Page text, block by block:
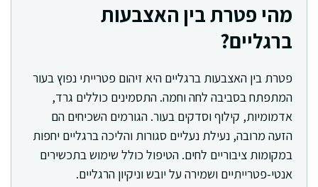
מהי פטרת בין האצבעות
ברגליים?
פטרת בין האצבעות ברגליים היא זיהום פטרייתי נפוץ בעור
המתפתח בסביבה לחה וחמה. התסמינים כוללים גרד,
אדמומיות, קילוף וסדקים בעור. הגורמים השכיחים הם
הזעה מרובה, נעילת נעליים סגורות והליכה ברגליים יחפות
במקומות ציבוריים לחים. הטיפול כולל שימוש בתכשירים
אנטי-פטרייתיים ושמירה על יובש וניקיון הרגליים.